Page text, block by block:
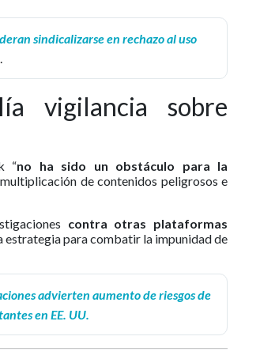
sindicalizarse en rechazo al uso
.
vigilancia sobre
“no ha sido un obstáculo para la
de contenidos peligrosos e
contra otras plataformas
estrategia para combatir la impunidad de
advierten aumento de riesgos de
en EE. UU.